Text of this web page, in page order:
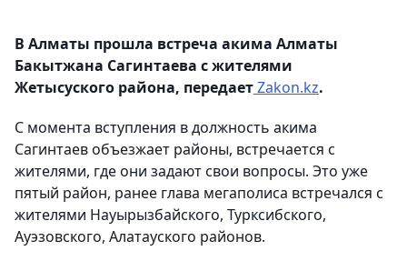
В Алматы прошла встреча акима Алматы
Бакытжана Сагинтаева с жителями
Жетысуского района, передаетZakon.kz.
С момента вступления в должность акима
Сагинтаев объезжает районы, встречается с
жителями, где они задают свои вопросы. Это уже
пятый район, ранее глава мегаполиса встречался с
жителями Науырызбайского, Турксибского,
Ауэзовского, Алатауского районов.